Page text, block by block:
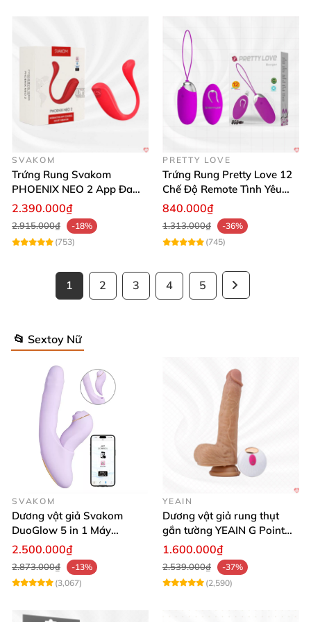
SVAKOM
Trứng Rung Svakom
PHOENIX NEO 2 App Đa
Chức Năng Hấp Dẫn
2.390.000₫
2.915.000₫
-18%
(753)
PRETTY LOVE
Trứng Rung Pretty Love 12
Chế Độ Remote Tình Yêu
Kích Thích
840.000₫
1.313.000₫
-36%
(745)
1 2 3 4 5
📂 Sextoy Nữ
SVAKOM
Dương vật giả Svakom
DuoGlow 5 in 1 Máy
Massage Điểm G & Âm Vật
Điều Khiển App
2.500.000₫
2.873.000₫
-13%
(3,067)
YEAIN
Dương vật giả rung thụt
gắn tường YEAIN G Point
siêu thực điều khiển từ xa
1.600.000₫
2.539.000₫
-37%
(2,590)